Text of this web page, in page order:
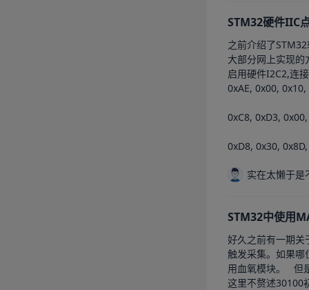
STM32硬件IIC
之前介绍了STM32软件IIC
大部分网上实现的
启用硬件I2C2,连接好SDA和SCL。	由于这块OLED的内部驱动是SSD1306,
0xAE, 0x00,
0xC8, 0xD3,
0xD8, 0x30,
实在太懒于是
STM32中使用
好久之前有一期关于使用ESP32利用
触发采集。如果哪位朋友可以提供一下更
用血氧模块。	但是，当我们使用STM32来驱动MAX30100时，尤其是使用Keil这种不支持C++的IDE时，我们就会陷入一个非常头疼的处境，去修改心率算法。
这里不赘述30100初始化